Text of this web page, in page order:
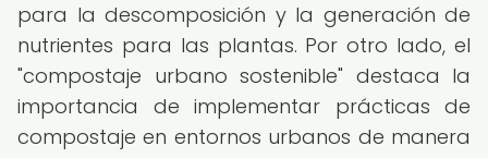
para la descomposición y la generación de
nutrientes para las plantas. Por otro lado, el
"compostaje urbano sostenible" destaca la
importancia de implementar prácticas de
compostaje en entornos urbanos de manera